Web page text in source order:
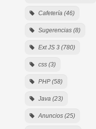
Cafetería (46)
Sugerencias (8)
Ext JS 3 (780)
css (3)
PHP (58)
Java (23)
Anuncios (25)